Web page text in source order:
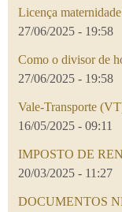
Licença
27/06/2025 - 19:58
Como o divisor de
27/06/2025 - 19:58
Vale-Transporte
16/05/2025 - 09:11
IMPOSTO DE
20/03/2025 - 11:27
DOCUMENTOS